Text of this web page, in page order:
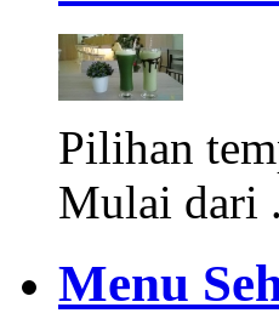
Pilihan
Mulai dari
Menu